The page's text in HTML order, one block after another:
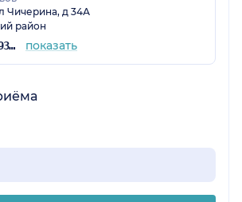
Чичерина, д 34А
район
+7 (351) 277-93-31 показать